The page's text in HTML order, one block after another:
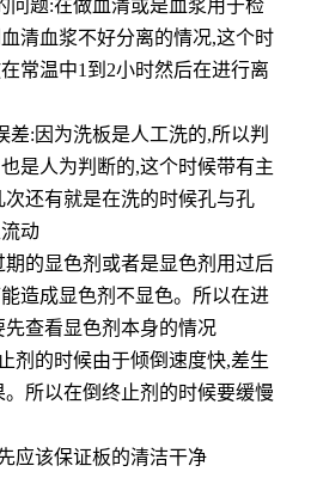
问题:在做血清或是血浆用于检
清血浆不好分离的情况,这个时
常温中1到2小时然后在进行离
差:因为洗板是人工洗的,所以判
是人为判断的,这个时候带有主
还有就是在洗的时候孔与孔
动
的显色剂或者是显色剂用过后
造成显色剂不显色。所以在进
查看显色剂本身的情况
剂的时候由于倾倒速度快,差生
所以在倒终止剂的时候要缓慢
应该保证板的清洁干净